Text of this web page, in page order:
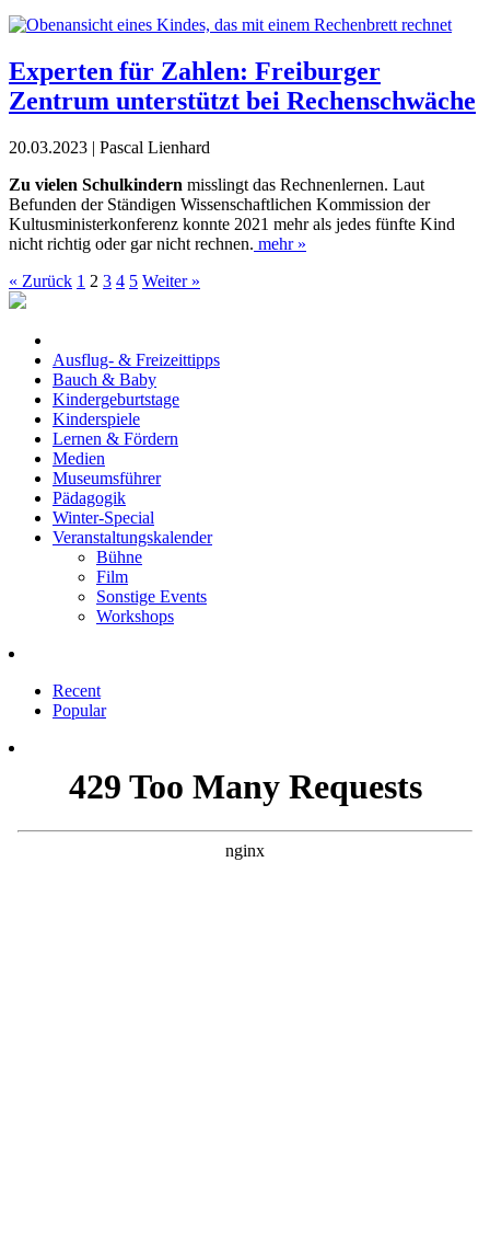
Experten für Zahlen: Freiburger
Zentrum unterstützt bei Rechenschwäche
20.03.2023 | Pascal Lienhard
Zu vielen Schulkindern misslingt das Rechnenlernen. Laut
Befunden der Ständigen Wissenschaftlichen Kommission der
Kultusministerkonferenz konnte 2021 mehr als jedes fünfte Kind
nicht richtig oder gar nicht rechnen. mehr »
« Zurück 1 2 3 4 5 Weiter »
Ausflug- & Freizeittipps
Bauch & Baby
Kindergeburtstage
Kinderspiele
Lernen & Fördern
Medien
Museumsführer
Pädagogik
Winter-Special
Veranstaltungskalender
Bühne
Film
Sonstige Events
Workshops
Recent
Popular